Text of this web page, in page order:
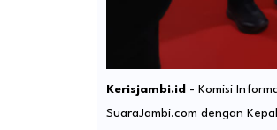
Kerisjambi.id - Komisi
SuaraJambi.com dengan